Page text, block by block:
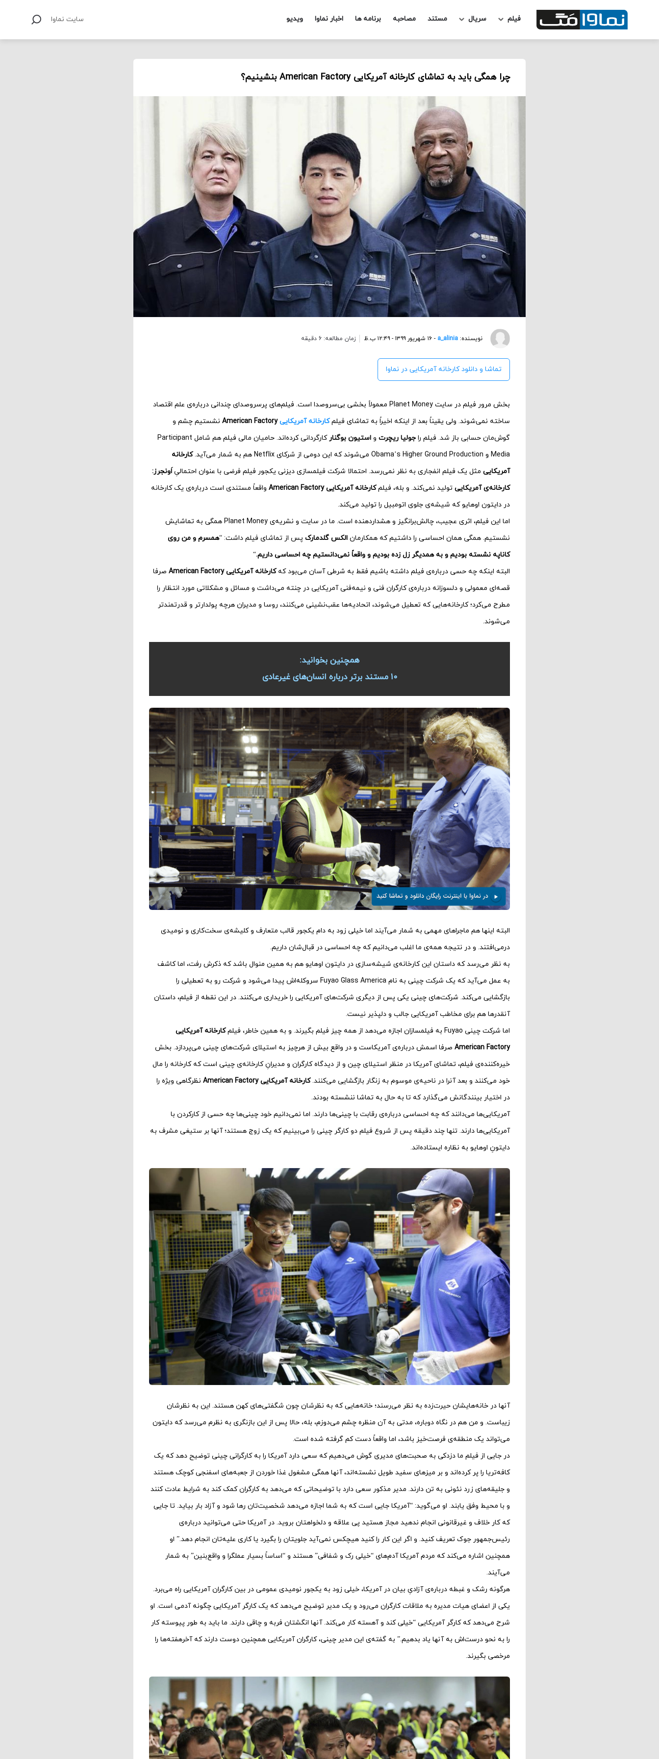
فیلم سریال مستند مصاحبه برنامه ها اخبار نماوا ویدیو سایت نماوا
چرا همگی باید به تماشای کارخانه آمریکایی American Factory بنشینیم؟
نویسنده: a_alinia - ۱۶ شهریور ۱۳۹۹ - ۱۲:۴۹ ب.ظ زمان مطالعه: 6 دقیقه
تماشا و دانلود کارخانه آمریکایی در نماوا
بخش مرور فیلم در سایت Planet Money معمولاً بخشی بی‌سروصدا است. فیلم‌های پرسروصدای چندانی درباره‌ی علم اقتصاد
ساخته نمی‌شوند. ولی یقیناً بعد از اینکه اخیراً به تماشای فیلمکارخانه آمریکاییAmerican Factory
نشستیم چشم و
گوش‌مان حسابی باز شد. فیلم را جولیا ریچرت و استیون بوگنار
کارگردانی کرده‌اند. حامیان مالی فیلم هم شامل Participant
Media و Obama’s Higher Ground Production می‌شوند که این دومی از شرکای Netflix هم به شمار می‌آید.
کارخانه
آمریکایی مثل یک فیلم انفجاری به نظر نمی‌رسد. احتمالا شرکت فیلمسازی دیزنی یکجور فیلم فرضی با عنوان احتمالیِ اَونجرز:
کارخانه‌ی آمریکایی تولید نمی‌کند. و بله، فیلمکارخانه آمریکایی American Factory
واقعاً مستندی است درباره‌ی یک کارخانه
در دایتون اوهایو که شیشه‌ی جلوی اتومبیل را تولید می‌کند.
اما این فیلم، اثری عجیب، چالش‌برانگیز و هشداردهنده است. ما در سایت و نشریه‌ی Planet Money همگی به تماشایش
نشستیم. همگی همان احساسی را داشتیم که همکارمان الکس گلدمارک پس از تماشای فیلم داشت: “همسرم و من روی
کاناپه نشسته بودیم و به همدیگر زل زده بودیم و واقعاً نمی‌دانستیم چه احساسی داریم.“
البته اینکه چه حسی درباره‌ی فیلم داشته باشیم فقط به شرطی آسان می‌بود کهکارخانه آمریکایی American Factory
صرفا
قصه‌ای معمولی و دلسوزانه درباره‌ی کارگران فنی و نیمه‌فنی آمریکایی در چنته می‌داشت و مسائل و مشکلاتی مورد انتظار را
مطرح می‌کرد؛ کارخانه‌هایی که تعطیل می‌شوند، اتحادیه‌ها عقب‌نشینی می‌کنند، روسا و مدیران هرچه پولدارتر و قدرتمندتر
می‌شوند.
همچنین بخوانید:
۱۰ مستند برتر درباره انسان‌های غیرعادی
البته اینها هم ماجراهای مهمی به شمار می‌آیند اما خیلی زود به دام یکجور قالب متعارف و کلیشه‌ی سخت‌کاری و نومیدی
درمی‌افتند. و در نتیجه همه‌ی ما اغلب می‌دانیم که چه احساسی در قبال‌شان داریم.
به نظر می‌رسد که داستان این کارخانه‌ی شیشه‌سازی در دایتون اوهایو هم به همین منوال باشد که ذکرش رفت، اما کاشف
به عمل می‌آید که یک شرکت چینی به نام Fuyao Glass America سروکله‌اش پیدا می‌شود و شرکت رو به تعطیلی را
بازگشایی می‌کند. شرکت‌های چینی یکی پس از دیگری شرکت‌های آمریکایی را خریداری می‌کنند. در این نقطه از فیلم، داستان
آنقدرها هم برای مخاطب آمریکایی جالب و دلپذیر نیست.
اما شرکت چینی Fuyao به فیلمسازان اجازه می‌دهد از همه چیز فیلم بگیرند. و به همین خاطر، فیلم
کارخانه آمریکایی
American Factory صرفا اسمش درباره‌ی آمریکاست و در واقع بیش از هرچیز به استیلای شرکت‌های چینی می‌پردازد. بخش
خیره‌کننده‌ی فیلم، تماشای آمریکا در منظر استیلای چین و از دیدگاه کارگران و مدیرانِ کارخانه‌ی چینی است که کارخانه را مال
خود می‌کنند و بعد آنرا در ناحیه‌ی موسوم به زنگار بازگشایی می‌کنند.کارخانه آمریکایی American Factory
نظرگاهی ویژه را
در اختیار بینندگانش می‌گذارد که تا به حال به تماشا ننشسته بودند.
آمریکایی‌ها می‌دانند که چه احساسی درباره‌ی رقابت با چینی‌ها دارند. اما نمی‌دانیم خود چینی‌ها چه حسی از کارکردن با
آمریکایی‌ها دارند. تنها چند دقیقه پس از شروع فیلم دو کارگر چینی را می‌بینیم که یک زوج هستند؛ آنها بر ستیغی مشرف به
دایتونِ اوهایو به نظاره ایستاده‌اند.
آنها در خانه‌هایشان حیرت‌زده به نظر می‌رسند؛ خانه‌هایی که به نظرشان چون شگفتی‌های کهن هستند. این به نظرشان
زیباست. و من هم در نگاه دوباره، مدتی به آن منظره چشم می‌دوزم، بله، حالا پس از این بازنگری به نظرم می‌رسد که دایتون
می‌تواند یک منطقه‌ی فرصت‌خیز باشد، اما واقعاً دست کم گرفته شده است.
در جایی از فیلم ما دزدکی به صحبت‌های مدیری گوش می‌دهیم که سعی دارد آمریکا را به کارگرانی چینی توضیح دهد که یک
کافه‌تریا را پر کرده‌اند و بر میزهای سفید طویل نشسته‌اند، آنها همگی مشغول غذا خوردن از جعبه‌های اسفنجی کوچک هستند
و جلیقه‌های زرد نئونی به تن دارند. مدیر مذکور سعی دارد با توضیحاتی که می‌دهد به کارگران کمک کند به شرایط عادت کنند
و با محیط وفق یابند. او می‌گوید: “آمریکا جایی است که به شما اجازه می‌دهد شخصیت‌تان رها شود و آزاد بار بیاید. تا جایی
که کار خلاف و غیرقانونی انجام ندهید مجاز هستید پی علاقه و دلخواهتان بروید. در آمریکا حتی می‌توانید درباره‌ی
رئیس‌جمهور جوک تعریف کنید. و اگر این کار را کنید هیچکس نمی‌آید جلویتان را بگیرد یا کاری علیه‌تان انجام دهد.” او
همچنین اشاره می‌کند که مردم آمریکا آدم‌های “خیلی رک و شفافی” هستند و “اساساً بسیار عملگرا و واقع‌بنین” به شمار
می‌آیند.
هرگونه رشک و غبطه درباره‌ی آزادیِ بیان در آمریکا، خیلی زود به یکجور نومیدی عمومی در بین کارگران آمریکایی راه می‌برد.
یکی از اعضای هیات مدیره به ملاقات کارگران می‌رود و یک مدیر توضیح می‌دهد که یک کارگر آمریکایی چگونه آدمی است. او
شرح می‌دهد که کارگر آمریکایی “خیلی کند و آهسته کار می‌کند. آنها انگشتان فربه و چاقی دارند. ما باید به طور پیوسته کار
را به نحو درست‌اش به آنها یاد بدهیم.” به گفته‌ی این مدیر چینی، کارگران آمریکایی همچنین دوست دارند که آخرهفته‌ها را
مرخصی بگیرند.